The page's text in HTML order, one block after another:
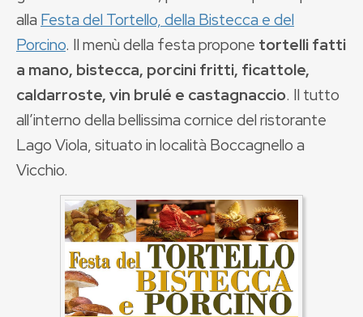
alla Festa del Tortello, della Bistecca e del
Porcino. Il menù della festa propone tortelli fatti
a mano, bistecca, porcini fritti, ficattole,
caldarroste, vin brulé e castagnaccio. Il tutto
all’interno della bellissima cornice del ristorante
Lago Viola, situato in località Boccagnello a
Vicchio.